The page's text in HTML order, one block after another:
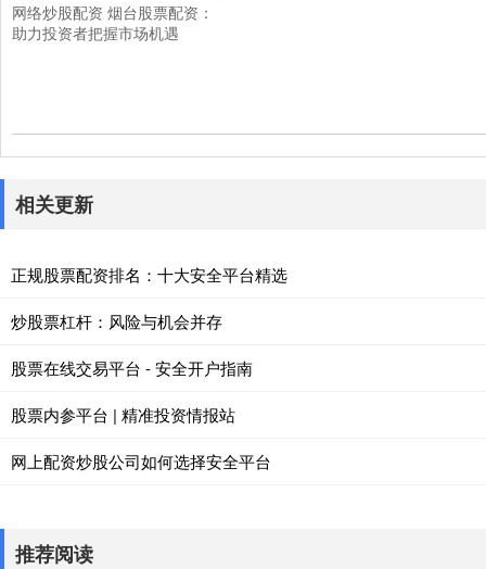
网络炒股配资 烟台股票配资：
助力投资者把握市场机遇
相关更新
正规股票配资排名：十大安全平台精选
炒股票杠杆：风险与机会并存
股票在线交易平台 - 安全开户指南
股票内参平台 | 精准投资情报站
网上配资炒股公司如何选择安全平台
推荐阅读